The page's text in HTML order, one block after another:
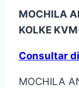
MOCHILA
KOLKE
Consultar
MOCHILA